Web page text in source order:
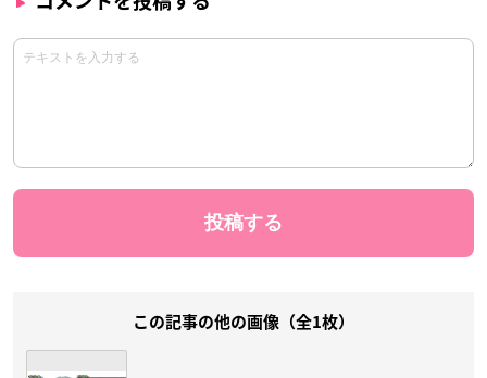
この記事の他の画像（全1枚）